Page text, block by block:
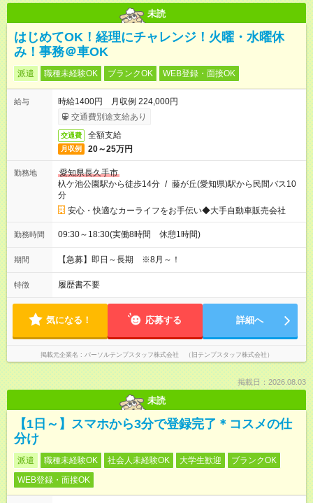
未読
はじめてOK！経理にチャレンジ！火曜・水曜休
み！事務＠車OK
派遣 職種未経験OK ブランクOK WEB登録・面接OK
給与
時給1400円 月収例 224,000円
交通費別途支給あり
交通費 全額支給
月収例 20～25万円
勤務地
愛知県長久手市
杁ケ池公園駅から徒歩14分 / 藤が丘(愛知県)駅から民間バス10
分
安心・快適なカーライフをお手伝い◆大手自動車販売会社
勤務時間 09:30～18:30(実働8時間 休憩1時間)
期間 【急募】即日～長期 ※8月～！
特徴 履歴書不要
気になる！ 応募する 詳細へ
掲載元企業名 パーソルテンプスタッフ株式会社 （旧テンプスタッフ株式会社）
掲載日：2026.08.03
未読
【1日～】スマホから3分で登録完了＊コスメの仕
分け
派遣 職種未経験OK 社会人未経験OK 大学生歓迎
ブランクOK
WEB登録・面接OK